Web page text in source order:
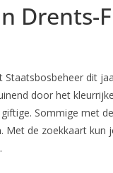
Drents-
dit
door het kleurrijke
Sommige met
de zoekkaart kun